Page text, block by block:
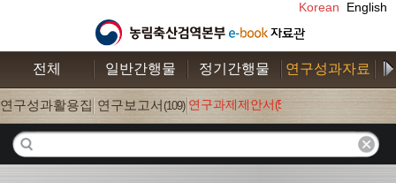
Korean English
전체 일반간행물 정기간행물 연구성과자료
연구성과활용집 (26)
연구보고서 (109) 연구과제제안서(52)